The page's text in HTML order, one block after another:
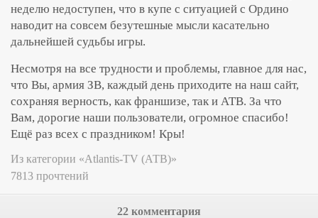
неделю недоступен, что в купе с ситуацией с Ордино
наводит на совсем безутешные мысли касательно
дальнейшей судьбы игры.
Несмотря на все трудности и проблемы, главное для нас,
что Вы, армия ЗВ, каждый день приходите на наш сайт,
сохраняя верность, как франшизе, так и АТВ. За что
Вам, дорогие наши пользователи, огромное спасибо!
Ещё раз всех с праздником! Кры!
Из категории «Atlantis-TV (АТВ)»
7813 прочтений
22 комментария